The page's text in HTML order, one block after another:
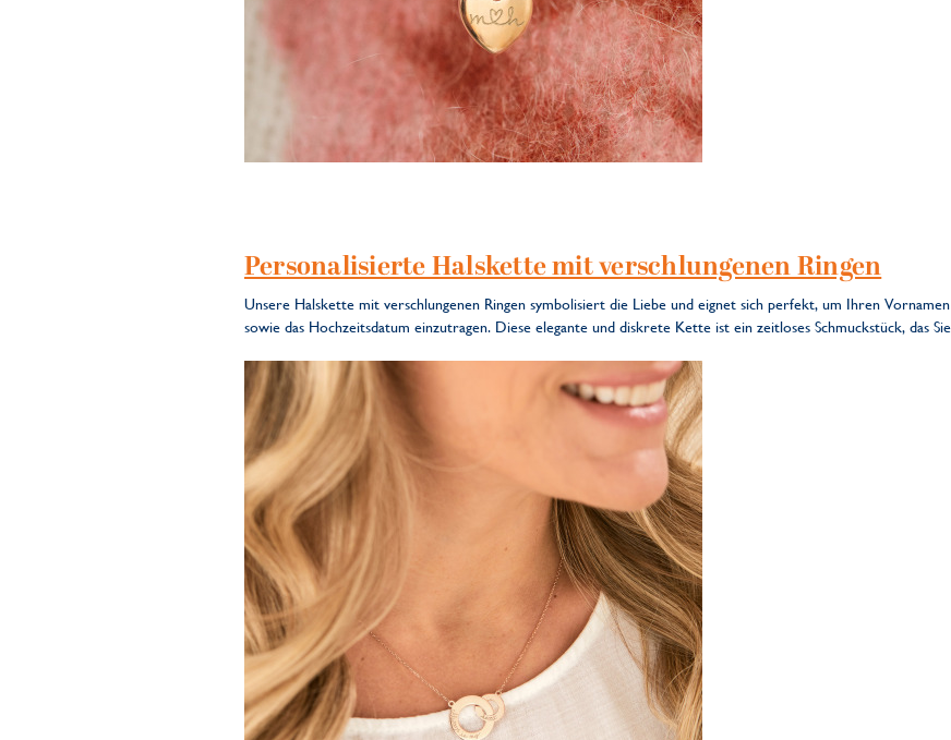
Personalisierte Halskette mit verschlungenen Ringen
Unsere Halskette mit verschlungenen Ringen symbolisiert die Liebe und eignet sich perfekt, um Ihren
sowie das Hochzeitsdatum einzutragen. Diese elegante und diskrete Kette ist ein zeitloses Schmuckstück, das